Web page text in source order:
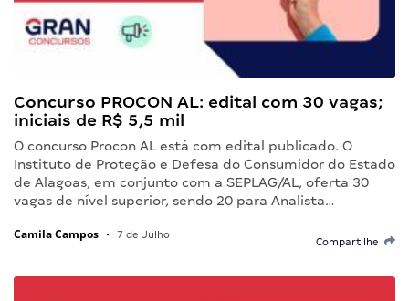
Concurso PROCON AL: edital com 30 vagas;
iniciais de R$ 5,5 mil
O concurso Procon AL está com edital publicado. O
Instituto de Proteção e Defesa do Consumidor do Estado
de Alagoas, em conjunto com a SEPLAG/AL, oferta 30
vagas de nível superior, sendo 20 para Analista…
Camila Campos • 7 de Julho
Compartilhe